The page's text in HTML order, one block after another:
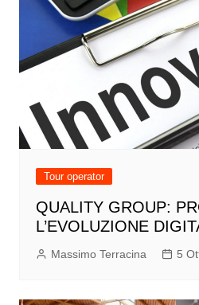
Tour operator
QUALITY GROUP:
L’EVOLUZIONE
Massimo Terracina 5